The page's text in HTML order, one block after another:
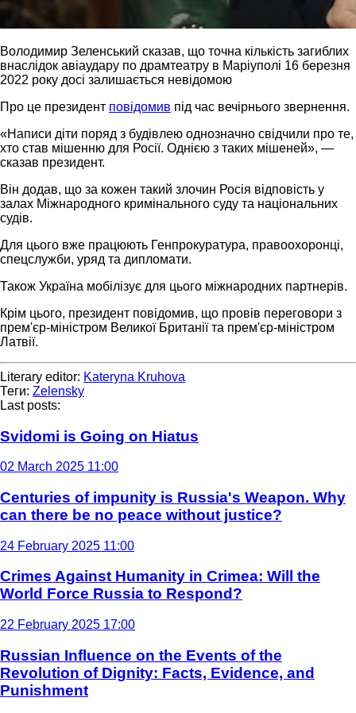
Володимир Зеленський сказав, що точна кількість загиблих
внаслідок авіаудару по драмтеатру в Маріуполі 16 березня
2022 року досі залишається невідомою
Про це президент повідомив під час вечірнього звернення.
«Написи діти поряд з будівлею однозначно свідчили про те,
хто став мішенню для Росії. Однією з таких мішеней», —
сказав президент.
Він додав, що за кожен такий злочин Росія відповість у
залах Міжнародного кримінального суду та національних
судів.
Для цього вже працюють Генпрокуратура, правоохоронці,
спецслужби, уряд та дипломати.
Також Україна мобілізує для цього міжнародних партнерів.
Крім цього, президент повідомив, що провів переговори з
прем'єр-міністром Великої Британії та прем'єр-міністром
Латвії.
Literary editor: Kateryna Kruhova
Теги: Zelensky
Last posts:
Svidomi is Going on Hiatus
02 March 2025 11:00
Centuries of impunity is Russia's Weapon. Why
can there be no peace without justice?
24 February 2025 11:00
Crimes Against Humanity in Crimea: Will the
World Force Russia to Respond?
22 February 2025 17:00
Russian Influence on the Events of the
Revolution of Dignity: Facts, Evidence, and
Punishment